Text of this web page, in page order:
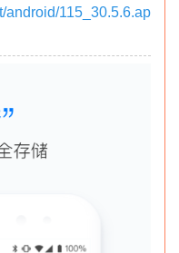
android/115_30.5.6.ap